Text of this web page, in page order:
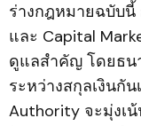
ร่างกฎหมายฉบับนี้
และ Capital
ดูแลสำคัญ โดยธน
ระหว่างสกุลเงินกั
Authority จะมุ่งเ